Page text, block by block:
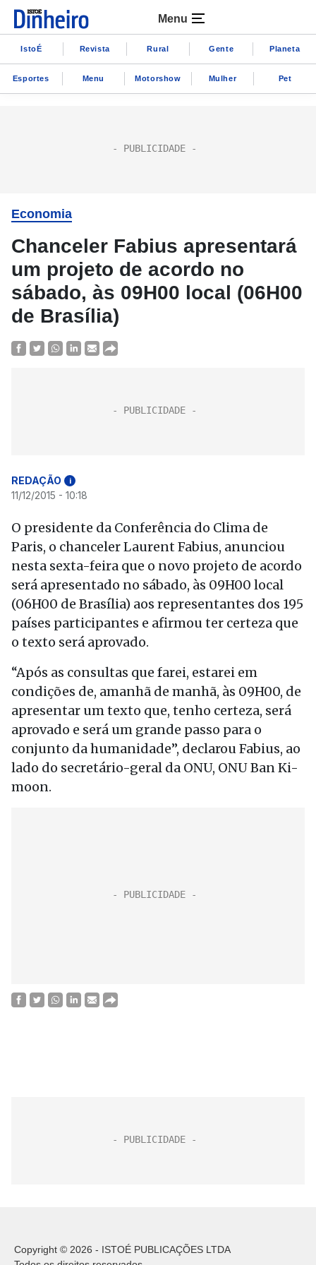
Menu
IstoÉ Revista Rural Gente Planeta
Esportes Menu Motorshow Mulher Pet
Economia
Chanceler Fabius apresentará
um projeto de acordo no
sábado, às 09H00 local (06H00
de Brasília)
REDAÇÃO i
11/12/2015 - 10:18
O presidente da Conferência do Clima de
Paris, o chanceler Laurent Fabius, anunciou
nesta sexta-feira que o novo projeto de acordo
será apresentado no sábado, às 09H00 local
(06H00 de Brasília) aos representantes dos 195
países participantes e afirmou ter certeza que
o texto será aprovado.
“Após as consultas que farei, estarei em
condições de, amanhã de manhã, às 09H00, de
apresentar um texto que, tenho certeza, será
aprovado e será um grande passo para o
conjunto da humanidade”, declarou Fabius, ao
lado do secretário-geral da ONU, ONU Ban Ki-
moon.
Copyright © 2026 - ISTOÉ PUBLICAÇÕES LTDA